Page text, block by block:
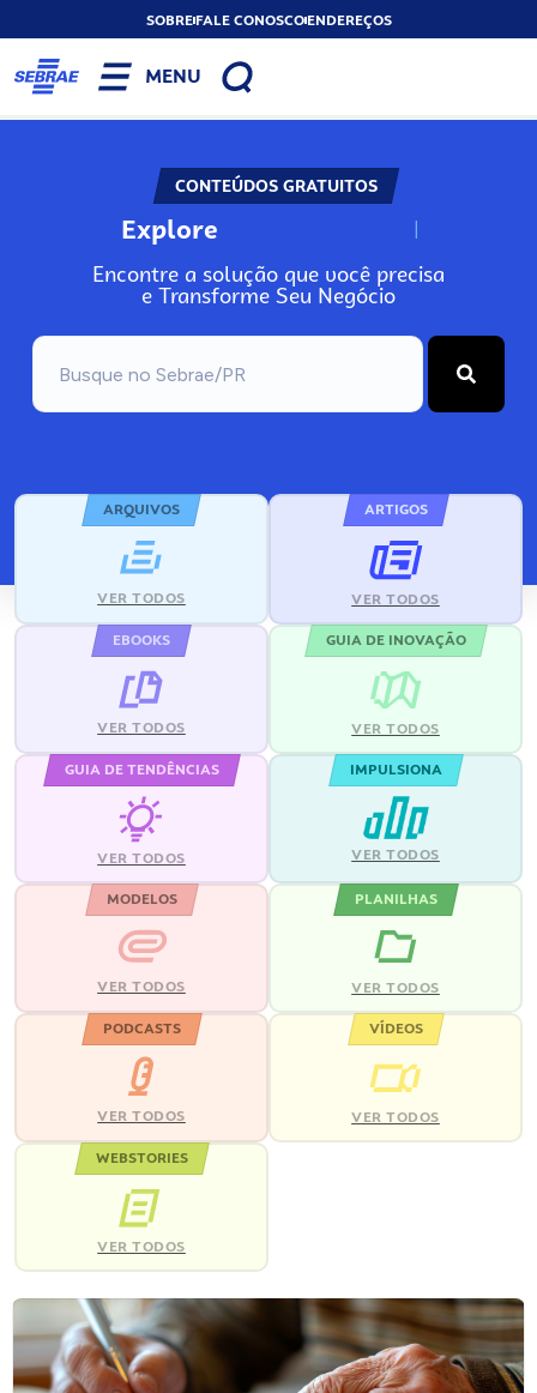
SOBREFALE CONOSCOENDEREÇOS
MENU
CONTEÚDOS GRATUITOS
Explore N
Encontre a solução que você precisa
e Transforme Seu Negócio
ARQUIVOS
VER TODOS
ARTIGOS
VER TODOS
EBOOKS
VER TODOS
GUIA DE INOVAÇÃO
VER TODOS
GUIA DE TENDÊNCIAS
VER TODOS
IMPULSIONA
VER TODOS
MODELOS
VER TODOS
PLANILHAS
VER TODOS
PODCASTS
VER TODOS
VÍDEOS
VER TODOS
WEBSTORIES
VER TODOS